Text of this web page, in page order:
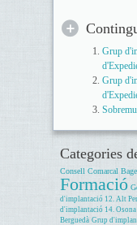
Grup
Grup
Categories
Consell Comarcal
Formació
d'implantació 12. Alt
d'implantació 14. Osona
Berguedà Grup